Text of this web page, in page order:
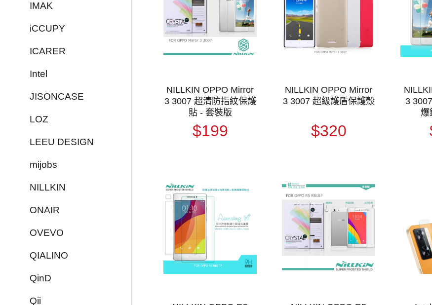
IMAK
iCCUPY
ICARER
Intel
JISONCASE
LOZ
LEEU DESIGN
mijobs
NILLKIN
ONAIR
OVEVO
QIALINO
QinD
Qii
NILLKIN OPPO Mirror
3 3007 超清防指紋保護
貼 - 套裝版
$199
NILLKIN OPPO Mirror
3 3007 超級護盾保護殼
$320
3
爆